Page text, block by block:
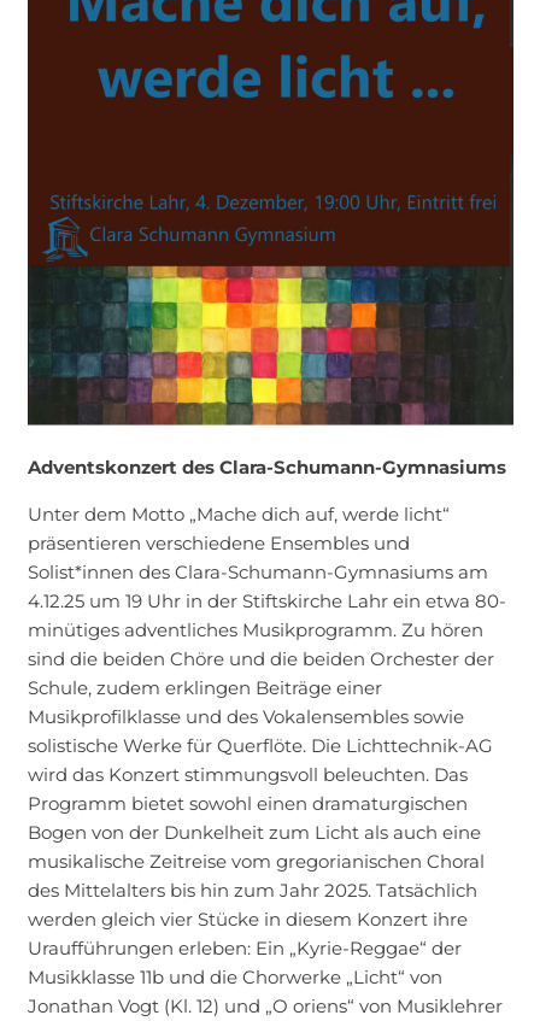
Adventskonzert des Clara-Schumann-Gymnasiums
Unter dem Motto „Mache dich auf, werde licht“
präsentieren verschiedene Ensembles und
Solist*innen des Clara-Schumann-Gymnasiums am
4.12.25 um 19 Uhr in der Stiftskirche Lahr ein etwa 80-
minütiges adventliches Musikprogramm. Zu hören
sind die beiden Chöre und die beiden Orchester der
Schule, zudem erklingen Beiträge einer
Musikprofilklasse und des Vokalensembles sowie
solistische Werke für Querflöte. Die Lichttechnik-AG
wird das Konzert stimmungsvoll beleuchten. Das
Programm bietet sowohl einen dramaturgischen
Bogen von der Dunkelheit zum Licht als auch eine
musikalische Zeitreise vom gregorianischen Choral
des Mittelalters bis hin zum Jahr 2025. Tatsächlich
werden gleich vier Stücke in diesem Konzert ihre
Uraufführungen erleben: Ein „Kyrie-Reggae“ der
Musikklasse 11b und die Chorwerke „Licht“ von
Jonathan Vogt (Kl. 12) und „O oriens“ von Musiklehrer